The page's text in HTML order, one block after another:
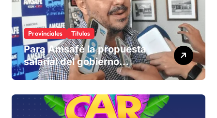
Provinciales Titulos
Para Amsafé la propuesta
salarial del gobierno
«queda corta» y el viernes
rechaza